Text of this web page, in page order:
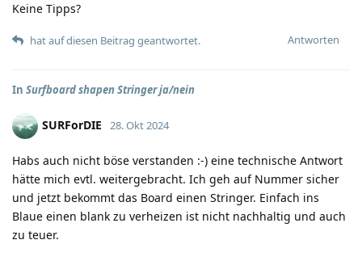
Keine Tipps?
Antworten
hat auf diesen Beitrag geantwortet.
In Surfboard shapen Stringer ja/nein
SURForDIE 28. Okt 2024
Habs auch nicht böse verstanden :-) eine technische Antwort
hätte mich evtl. weitergebracht. Ich geh auf Nummer sicher
und jetzt bekommt das Board einen Stringer. Einfach ins
Blaue einen blank zu verheizen ist nicht nachhaltig und auch
zu teuer.